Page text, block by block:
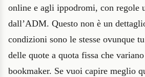
online e agli ippodromi, con regole
dall’ADM. Questo non è un
condizioni sono le stesse ovunque
delle quote a quota fissa che
bookmaker. Se vuoi capire meglio